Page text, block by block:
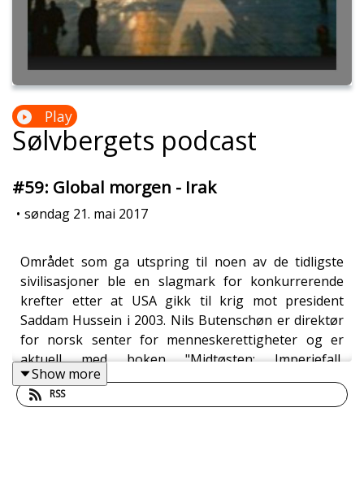
Play
Sølvbergets podcast
#59: Global morgen - Irak
• søndag 21. mai 2017
Området som ga utspring til noen av de tidligste
sivilisasjoner ble en slagmark for konkurrerende
krefter etter at USA gikk til krig mot president
Saddam Hussein i 2003. Nils Butenschøn er direktør
for norsk senter for menneskerettigheter og er
aktuell med boken "Midtøsten: Imperiefall,
statsutvikling og kriger.
Show more
RSS